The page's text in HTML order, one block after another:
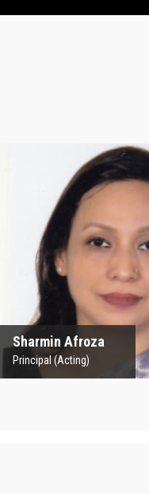
Sharmin Afroza
Principal (Acting)
Sharmin
Principal (Acting)